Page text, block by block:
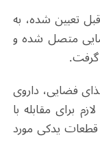
تعیین شده، به
متصل شده و
گرفت.
بود و غذای فضایی، داروی
برای مقابله با
دریچه فضاپیمای شن‌جو-۲۰ و قطعات یدکی مورد